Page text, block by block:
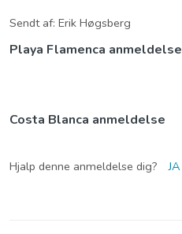
Sendt af: Erik Høgsberg
Playa Flamenca anmeldelse
Costa Blanca anmeldelse
Hjalp denne anmeldelse dig? JA